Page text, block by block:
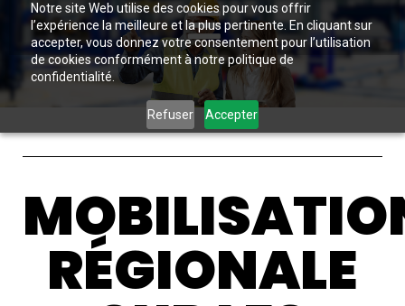
Notre site Web utilise des cookies pour vous offrir
l’expérience la meilleure et la plus pertinente. En cliquant sur
accepter, vous donnez votre consentement pour l’utilisation
de cookies conformément à notre politique de
confidentialité.
Refuser Accepter
RÉGIONALE